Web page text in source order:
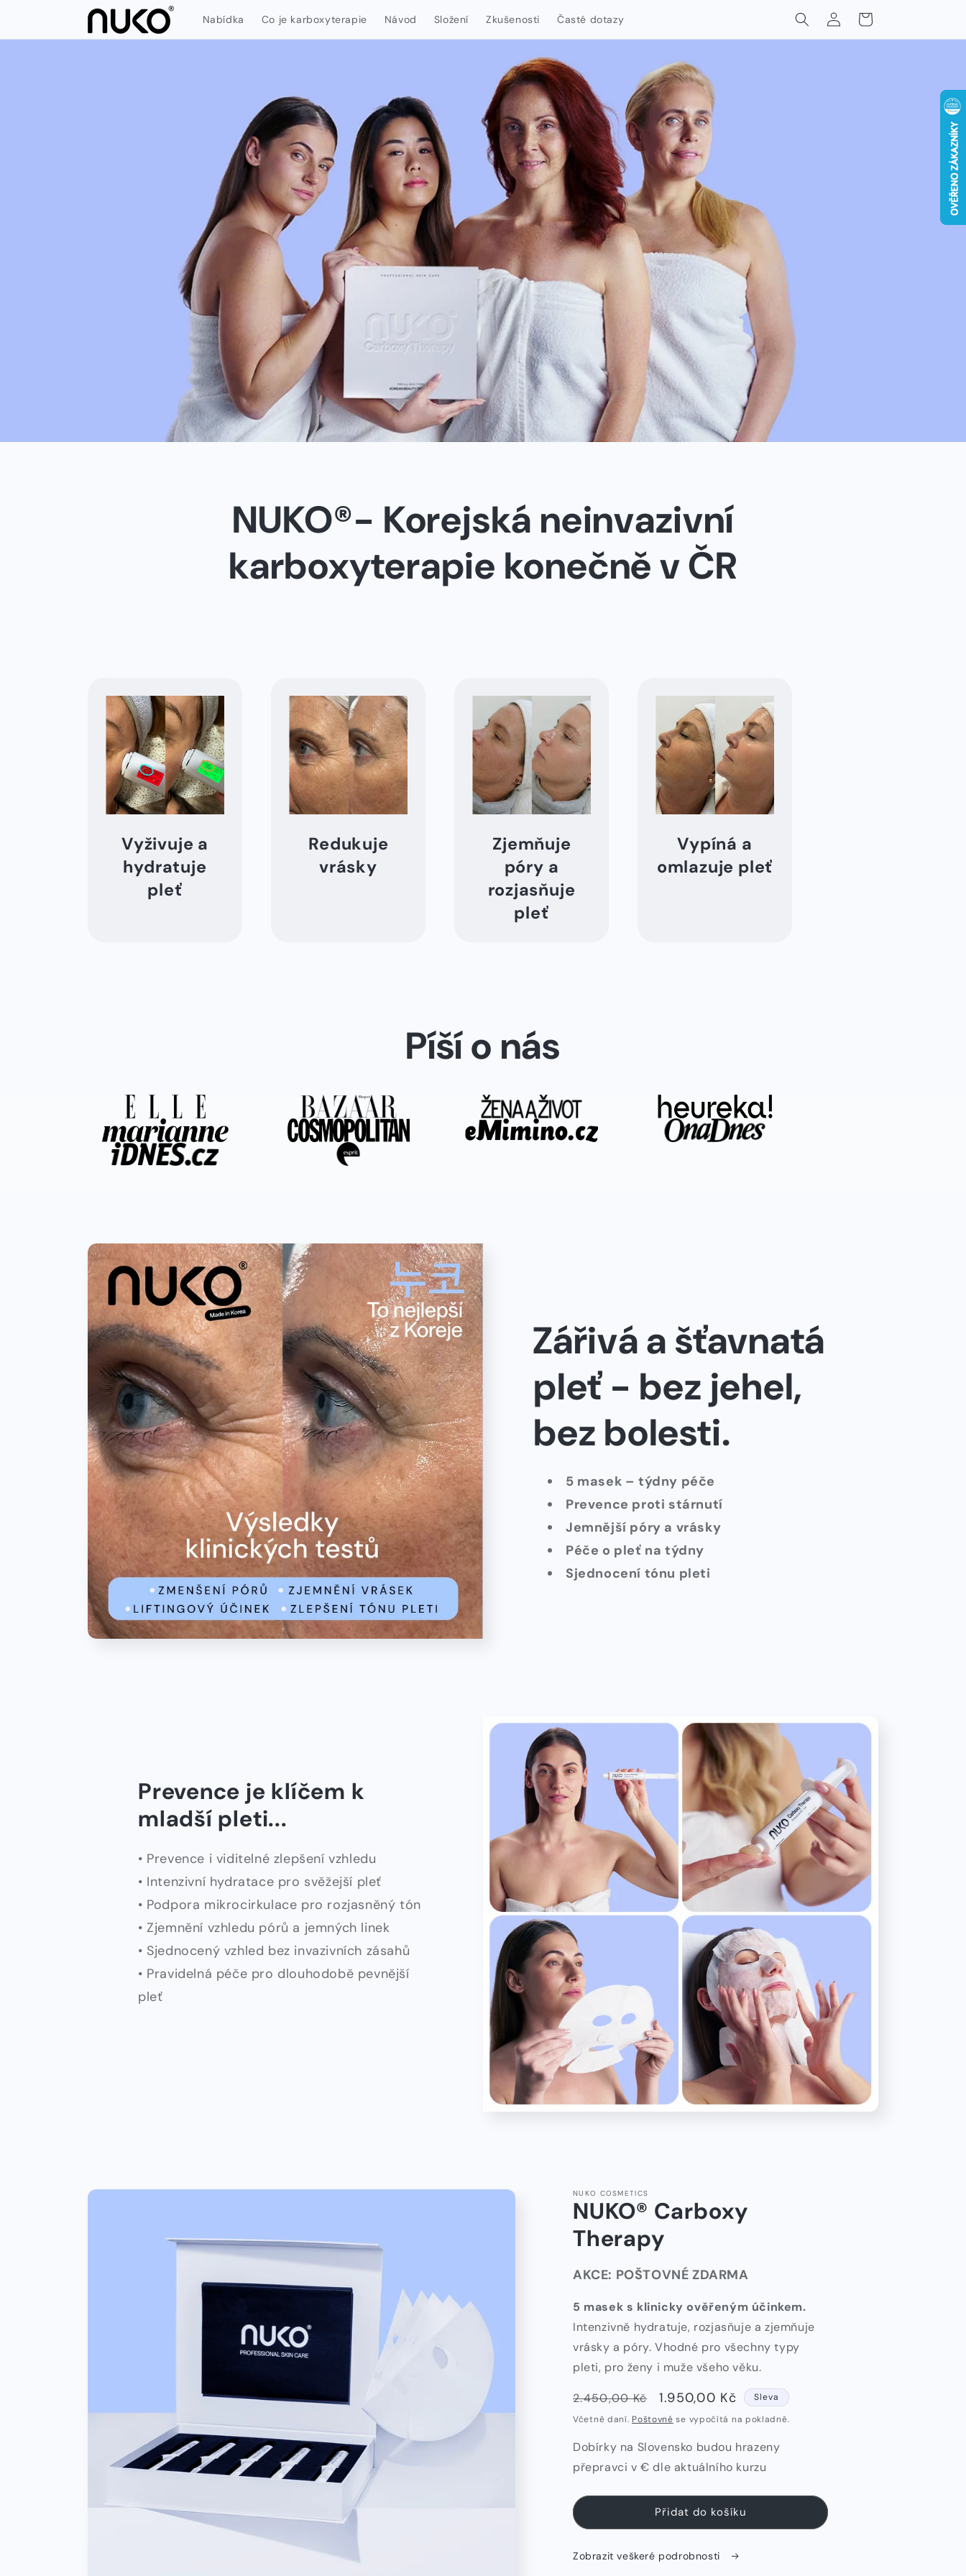
Nabídka Co je karboxyterapie Návod Složení Zkušenosti Časté dotazy
Přihlásit
Košík
NUKO®- Korejská neinvazivní
karboxyterapie konečně v ČR
Vyživuje a
hydratuje
pleť
⁠Redukuje
vrásky
⁠Zjemňuje
póry a
rozjasňuje
pleť
Vypíná a
omlazuje pleť
Píší o nás
Zářivá a šťavnatá
pleť - bez jehel,
bez bolesti.
5 masek – týdny péče
Prevence proti stárnutí
Jemnější póry a vrásky
Péče o pleť na týdny
Sjednocení tónu pleti
Prevence je klíčem k
mladší pleti...
• Prevence i viditelné zlepšení vzhledu
• Intenzivní hydratace pro svěžejší pleť
• Podpora mikrocirkulace pro rozjasněný tón
• Zjemnění vzhledu pórů a jemných linek
• Sjednocený vzhled bez invazivních zásahů
• Pravidelná péče pro dlouhodobě pevnější
pleť
Přejít na
NUKO COSMETICS
NUKO® Carboxy
Therapy
AKCE: POŠTOVNÉ ZDARMA
5 masek s klinicky ověřeným účinkem.
Intenzivně hydratuje, rozjasňuje a zjemňuje
vrásky a póry. Vhodné pro všechny typy
pleti, pro ženy i muže všeho věku.
Běžná
cena
2.450,00 Kč
Výprodejová
cena
1.950,00 Kč
Sleva
Včetně daní. Poštovné se vypočítá na pokladně.
Dobírky na Slovensko budou hrazeny
přepravci v € dle aktuálního kurzu
Přidat do košíku
Zobrazit veškeré podrobnosti